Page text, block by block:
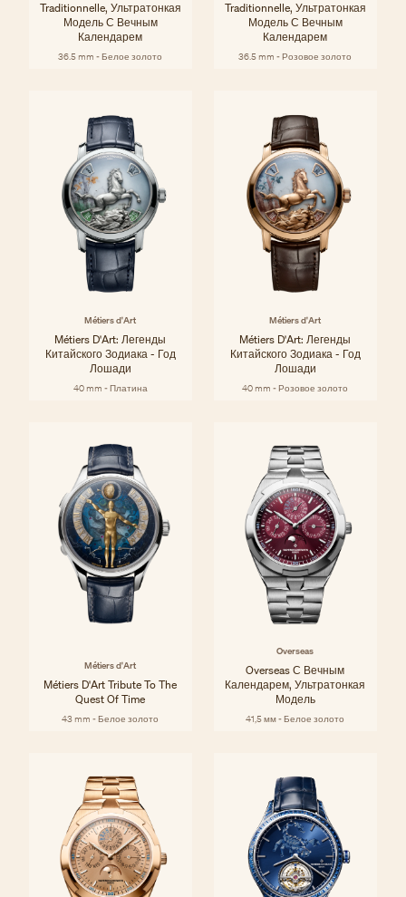
Traditionnelle, Ультратонкая
Модель С Вечным
Календарем
36.5 mm - Белое золото
Traditionnelle, Ультратонкая
Модель С Вечным
Календарем
36.5 mm - Розовое золото
Métiers d'Art
Métiers D'Art: Легенды
Китайского Зодиака - Год
Лошади
40 mm - Платина
Métiers d'Art
Métiers D'Art: Легенды
Китайского Зодиака - Год
Лошади
40 mm - Розовое золото
Métiers d'Art
Métiers D'Art Tribute To The
Quest Of Time
43 mm - Белое золото
Overseas
Overseas С Вечным
Календарем, Ультратонкая
Модель
41,5 мм - Белое золото